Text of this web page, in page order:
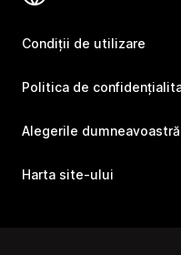
Condiții de utilizare
Politica de
Alegerile
Harta site-ului